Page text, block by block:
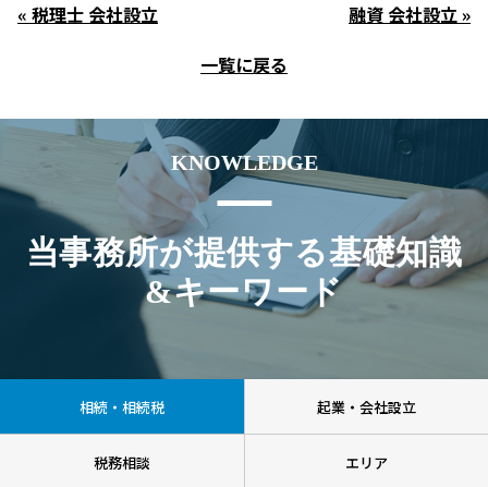
« 税理士 会社設立
融資 会社設立 »
一覧に戻る
KNOWLEDGE
当事務所が提供する基礎知識
&キーワード
相続・相続税 起業・会社設立
税務相談 エリア